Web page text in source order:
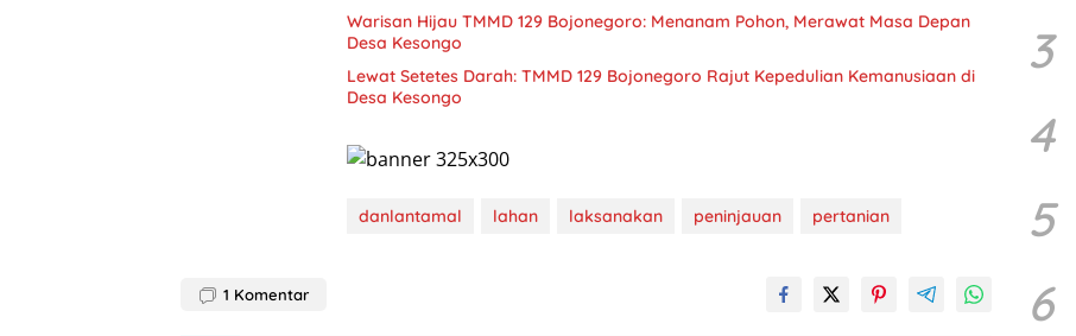
Warisan Hijau TMMD 129 Bojonegoro: Menanam Pohon, Merawat Masa Depan
Desa Kesongo
Lewat Setetes Darah: TMMD 129 Bojonegoro Rajut Kepedulian Kemanusiaan di
Desa Kesongo
danlantamal lahan laksanakan peninjauan pertanian
1 Komentar
3
4
5
6